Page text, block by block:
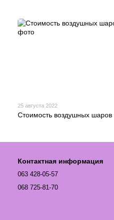
25 августа 2022
Стоимость воздушных шаров
Контактная информация
063 428-05-57
068 725-81-70